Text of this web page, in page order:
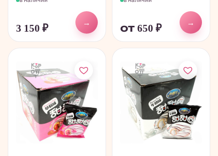
3 150 ₽
→
от 650 ₽
→